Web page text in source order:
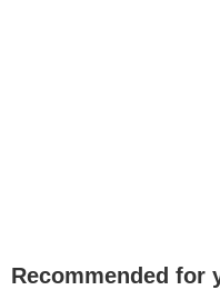
Recommended for